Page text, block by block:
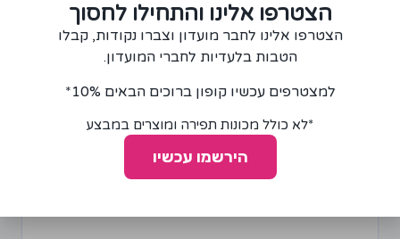
הצטרפו אלינו והתחילו לחסוך
הצטרפו אלינו לחבר מועדון וצברו נקודות, קבלו
הטבות בלעדיות לחברי המועדון.
למצטרפים עכשיו קופון ברוכים הבאים 10%*
*לא כולל מכונות תפירה ומוצרים במבצע
הירשמו עכשיו